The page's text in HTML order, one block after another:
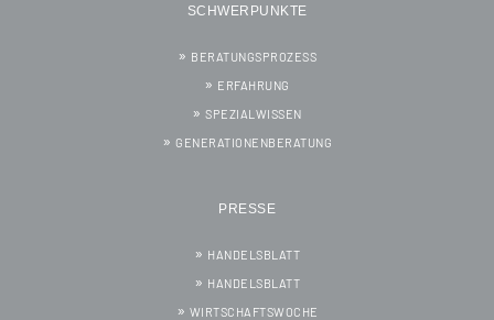
SCHWERPUNKTE
BERATUNGSPROZESS
ERFAHRUNG
SPEZIALWISSEN
GENERATIONENBERATUNG
PRESSE
HANDELSBLATT
HANDELSBLATT
WIRTSCHAFTSWOCHE